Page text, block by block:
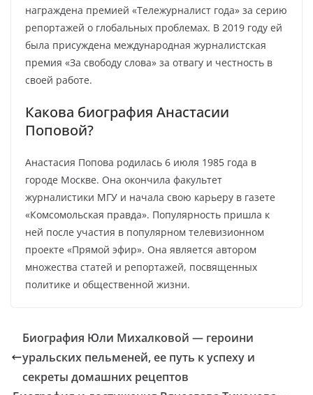
награждена премией «Тележурналист года» за серию
репортажей о глобальных проблемах. В 2019 году ей
была присуждена международная журналистская
премия «За свободу слова» за отвагу и честность в
своей работе.
Какова биография Анастасии
Поповой?
Анастасия Попова родилась 6 июля 1985 года в
городе Москве. Она окончила факультет
журналистики МГУ и начала свою карьеру в газете
«Комсомольская правда». Популярность пришла к
ней после участия в популярном телевизионном
проекте «Прямой эфир». Она является автором
множества статей и репортажей, посвященных
политике и общественной жизни.
Биография Юли Михалковой — героини
уральских пельменей, ее путь к успеху и
секреты домашних рецептов